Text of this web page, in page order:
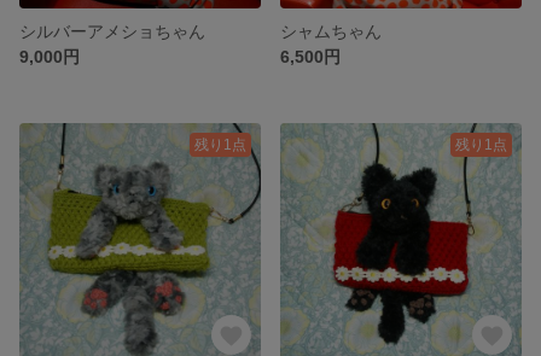
シルバーアメショちゃん
9,000円
シャムちゃん
6,500円
残り1点 残り1点